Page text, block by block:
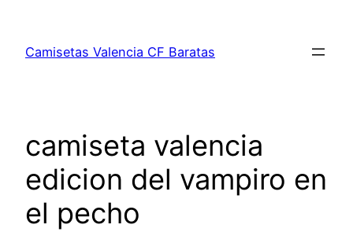
contenido
Camisetas Valencia CF Baratas
camiseta valencia
edicion del vampiro en
el pecho